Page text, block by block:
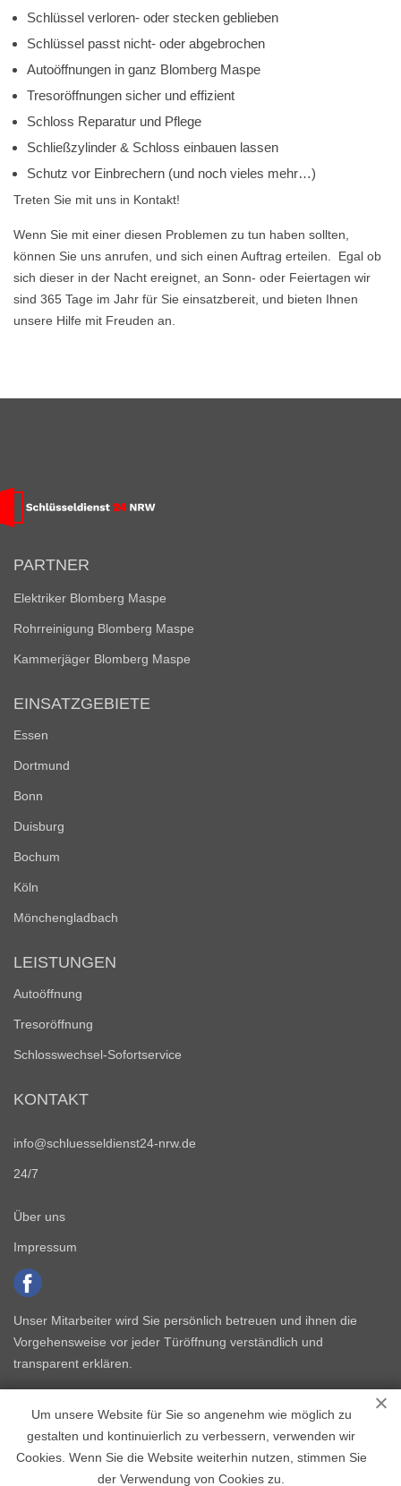
Schlüssel verloren- oder stecken geblieben
Schlüssel passt nicht- oder abgebrochen
Autoöffnungen in ganz Blomberg Maspe
Tresoröffnungen sicher und effizient
Schloss Reparatur und Pflege
Schließzylinder & Schloss einbauen lassen
Schutz vor Einbrechern (und noch vieles mehr…)
Treten Sie mit uns in Kontakt!
Wenn Sie mit einer diesen Problemen zu tun haben sollten,
können Sie uns anrufen, und sich einen Auftrag erteilen. Egal ob
sich dieser in der Nacht ereignet, an Sonn- oder Feiertagen wir
sind 365 Tage im Jahr für Sie einsatzbereit, und bieten Ihnen
unsere Hilfe mit Freuden an.
Um unsere Website für Sie so angenehm wie möglich zu
gestalten und kontinuierlich zu verbessern, verwenden wir
Cookies. Wenn Sie die Website weiterhin nutzen, stimmen Sie
der Verwendung von Cookies zu.
PARTNER
Elektriker Blomberg Maspe
Rohrreinigung Blomberg Maspe
Kammerjäger Blomberg Maspe
EINSATZGEBIETE
Essen
Dortmund
Bonn
Duisburg
Bochum
Köln
Mönchengladbach
LEISTUNGEN
Autoöffnung
Tresoröffnung
Schlosswechsel-Sofortservice
KONTAKT
info@schluesseldienst24-nrw.de
24/7
Über uns
Impressum
Unser Mitarbeiter wird Sie persönlich betreuen und ihnen die
Vorgehensweise vor jeder Türöffnung verständlich und
transparent erklären.